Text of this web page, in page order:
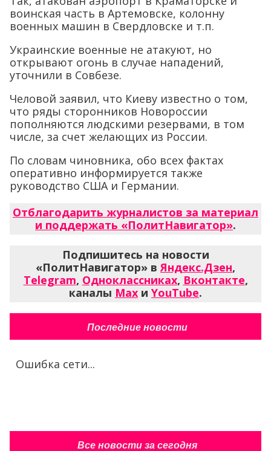
воинская часть в Артемовске, колонну
военных машин в Свердловске и т.п.
Украинские военные не атакуют, но
открывают огонь в случае нападений,
уточнили в Совбезе.
Человой заявил, что Киеву известно о том,
что ряды сторонников Новороссии
пополняются людскими резервами, в том
числе, за счет желающих из России.
По словам чиновника, обо всех фактах
оперативно информируется также
руководство США и Германии.
Отблагодарить журналистов за материал
и поддержать «ПолитНавигатор».
Подпишитесь на новости
«ПолитНавигатор» в Яндекс.Дзен,
Telegram, Одноклассниках, Вконтакте,
каналы Max и YouTube.
Последние новости
Ошибка сети...
Все новости за сегодня